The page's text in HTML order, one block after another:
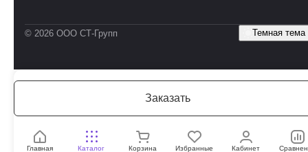
Заказать
Главная Каталог Корзина Избранные Кабинет
© 2026 ООО СТ-Групп Темная тема